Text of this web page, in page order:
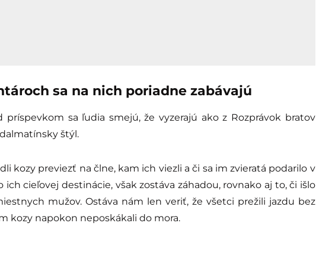
sa na nich poriadne zabávajú
sa ľudia smejú, že vyzerajú ako z Rozprávok bratov
štýl.
kozy previezť na člne, kam ich viezli a či sa im zvieratá podarilo v
cieľovej destinácie, však zostáva záhadou, rovnako aj to, či išlo
mužov. Ostáva nám len veriť, že všetci prežili jazdu bez
kozy napokon neposkákali do mora.